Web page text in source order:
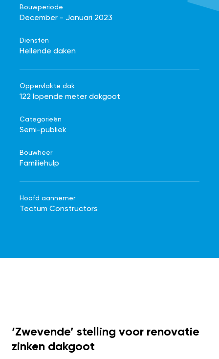
Bouwperiode
December - Januari 2023
Diensten
Hellende daken
Oppervlakte dak
122 lopende meter dakgoot
Categorieën
Semi-publiek
Bouwheer
Familiehulp
Hoofd aannemer
Tectum Constructors
‘Zwevende’ stelling voor renovatie
zinken dakgoot